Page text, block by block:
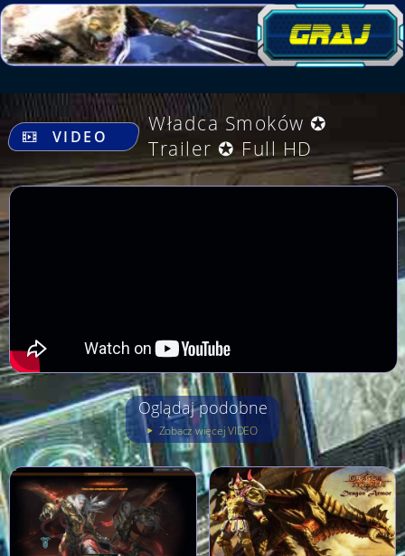
.
VIDEO
Władca Smoków ✪
Trailer ✪ Full HD
Oglądaj podobne
Zobacz więcej VIDEO